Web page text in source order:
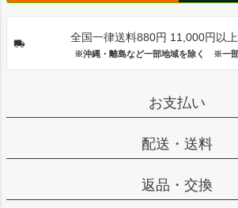
全国一律送料880円 11,000円以上
※沖縄・離島など一部地域を除く ※一部
お支払い
配送・送料
返品・交換